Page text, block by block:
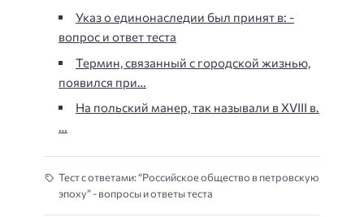
Указ о единонаследии был принят в: -
вопрос и ответ теста
Термин, связанный с городской жизнью,
появился при…
На польский манер, так называли в XVIII в.
…
Тест с ответами: “Российское общество в петровскую
эпоху” - вопросы и ответы теста